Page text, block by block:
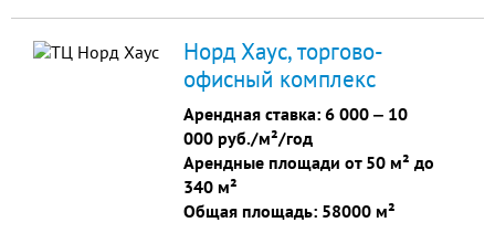
вашего бизнеса, высокий уровень
сервиса.
Норд Хаус, торгово-
офисный комплекс
Арендная ставка: 6 000 ‒ 10
000 руб./м²/год
Арендные площади от 50 м² до
340 м²
Общая площадь: 58000 м²